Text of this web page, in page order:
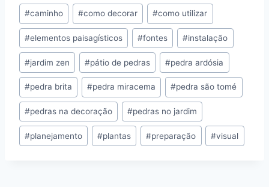
Tags
do
Post:
#caminho #como decorar #como utilizar
#elementos paisagísticos #fontes #instalação
#jardim zen #pátio de pedras #pedra ardósia
#pedra brita #pedra miracema #pedra são tomé
#pedras na decoração #pedras no jardim
#planejamento #plantas #preparação #visual